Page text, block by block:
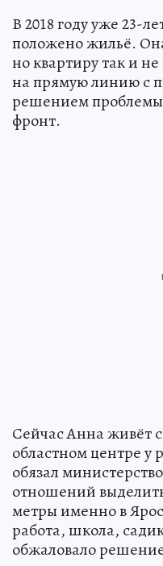
В 2018 году уже 23-
положено жильё.
но квартиру так и
на прямую линию с
решением
фронт.
Сейчас Анна живёт
областном центре у
обязал
отношений
метры именно в
работа, школа,
обжаловало